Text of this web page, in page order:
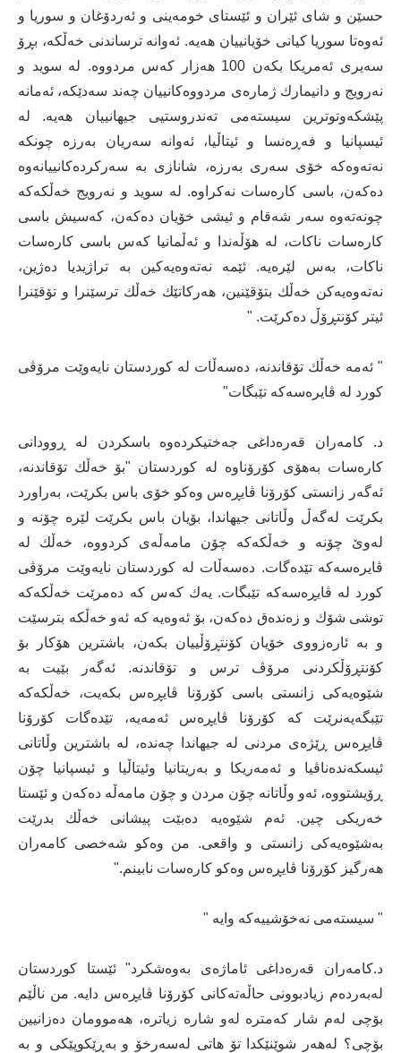
حسێن و شای ئێران و ئێستای خومه‌ینی و ئه‌ردۆغان و سوریا و
ئه‌وه‌تا سوریا كیانی خۆیانییان هه‌یه‌. ئه‌وانه‌ ترساندنی خه‌ڵكه‌، بڕۆ
سه‌یری ئه‌مریكا بكه‌ن 100 هه‌زار كه‌س مردووه‌. له‌ سوید و
نه‌رویج و دانیمارك ژماره‌ی مردووه‌كانییان چه‌ند سه‌دێكه‌، ئه‌مانه‌
پێشكه‌وتوترین سیسته‌می ته‌ندروستیی جیهانییان هه‌یه‌. له‌
ئیسپانیا و فه‌ڕه‌نسا و ئیتاڵیا، ئه‌وانه‌ سه‌ریان به‌رزه‌ چونكه‌
نه‌ته‌وه‌كه‌ خۆی سه‌ری به‌رزه‌، شانازی به‌ سه‌ركرده‌كانییانه‌وه‌
ده‌كه‌ن، باسی كاره‌سات نه‌كراوه. له‌ سوید و نه‌رویج خه‌ڵكه‌كه‌
چونه‌ته‌وه‌ سه‌ر شه‌قام و ئیشی خۆیان ده‌كه‌ن، كه‌سیش باسی
كاره‌سات ناكات، له‌ هۆڵه‌ندا و ئه‌ڵمانیا كه‌س باسی كاره‌سات
ناكات، به‌س لێره‌یه‌. ئێمه‌‌ نه‌ته‌وه‌یه‌كین به‌ تراژیدیا ده‌ژین،
نه‌ته‌وه‌یه‌كن خه‌ڵك بتۆقێنین، هه‌ركاتێك خه‌ڵك ترسێنرا و تۆقێنرا
ئیتر كۆنتڕۆڵ ده‌كرێت. "
" ئه‌مه‌ خه‌ڵك تۆقاندنه‌، ده‌سه‌ڵات له‌ كوردستان نایه‌وێت مرۆڤی
كورد له‌ ڤایره‌سه‌كه‌ تێبگات"
د. كامه‌ران قه‌ره‌داغی جه‌ختیكرده‌وه‌ باسكردن له ‌ڕوودانی
كاره‌سات به‌هۆی كۆرۆناوه‌ له ‌كوردستان "بۆ خه‌ڵك تۆقاندنه‌،
ئه‌گه‌ر زانستی كۆرۆنا ڤایڕه‌س وه‌كو خۆی باس بكرێت، به‌راورد
بكرێت له‌گه‌ڵ وڵاتانی جیهاندا، بۆیان باس بكرێت لێره‌ چۆنه‌ و
له‌وێ چۆنه‌ و خه‌ڵكه‌كه‌ چۆن مامه‌ڵه‌ی كردووه‌، خه‌ڵك له‌
ڤایره‌سه‌كه‌ تێده‌گات. ده‌سه‌ڵات له‌ كوردستان نایه‌وێت مرۆڤی
كورد له‌ ڤایڕه‌سه‌كه‌ تێبگات. یه‌ك كه‌س كه‌ ده‌مرێت خه‌ڵكه‌كه‌
توشی شۆك و زه‌نده‌ق ده‌كه‌ن، بۆ ئه‌وه‌یه‌ كه‌ ئه‌و خه‌ڵكه‌ بترسێت
و به‌ ئاره‌زووی خۆیان كۆنتڕۆڵییان بكه‌ن، باشترین هۆكار بۆ
كۆنتڕۆڵكردنی مرۆڤ ترس و تۆقاندنه‌. ئه‌گه‌ر بێیت به‌
شێوه‌یه‌كی زانستی باسی كۆرۆنا ڤایڕه‌س بكه‌یت، خه‌ڵكه‌كه‌
تێبگه‌یه‌نرێت كه‌ كۆرۆنا ڤایڕه‌س ئه‌مه‌یه‌، تێده‌گات كۆرۆنا
ڤایڕه‌س ڕێژه‌ی مردنی له‌ جیهاندا چه‌نده‌، له‌ باشترین وڵاتانی
ئیسكەنده‌ناڤیا و ئه‌مه‌ریكا و به‌ریتانیا وئیتاڵیا و ئیسپانیا چۆن
ڕۆیشتووه‌، ئه‌و وڵاتانه‌ چۆن مردن و چۆن مامه‌ڵه‌ ده‌كه‌ن و ئێستا
خه‌ریكی چین. ئه‌م شێوه‌یه‌ دەبێت پیشانی خه‌ڵك بدرێت
به‌شێوه‌یه‌كی زانستی و واقعی. من وه‌كو شه‌خصی كامه‌ران
هه‌رگیز كۆرۆنا ڤایڕه‌س وه‌كو كاره‌سات نابینم."
" سیسته‌می نه‌خۆشییه‌كه‌ وایه‌ "
د.كامه‌ران قه‌ره‌داغی ئاماژه‌ی به‌وه‌شكرد" ئێستا كوردستان
له‌به‌رده‌م زیادبوونی حاڵه‌ته‌كانی كۆرۆنا ڤایڕه‌س دایه.‌ من ناڵێم
بۆچی له‌م شار كه‌متره‌ له‌و شاره‌ زیاترە، هه‌موومان ده‌زانیین
بۆچی؟ له‌هه‌ر شوێنێكدا تۆ هاتی له‌سه‌رخۆ و به‌ڕێكوپێكی و به‌